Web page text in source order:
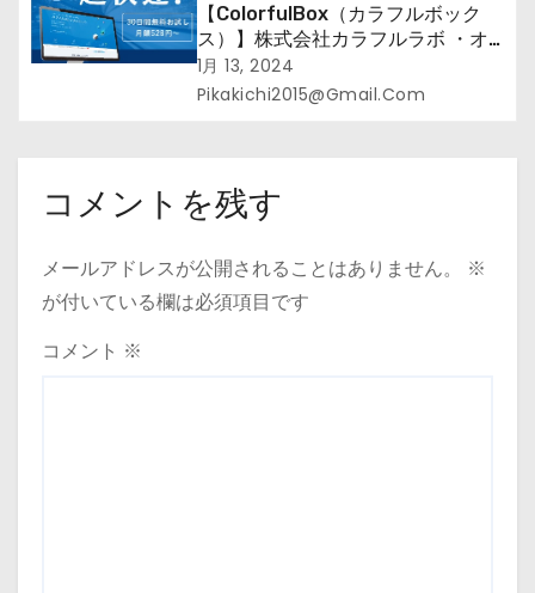
【ColorfulBox（カラフルボック
ス）】株式会社カラフルラボ ・オ
ールインワンの超快速レンタルサー
バーWelcomeキャンペーン！
1月 13, 2024
Pikakichi2015@gmail.com
コメントを残す
メールアドレスが公開されることはありません。
※
が付いている欄は必須項目です
コメント ※